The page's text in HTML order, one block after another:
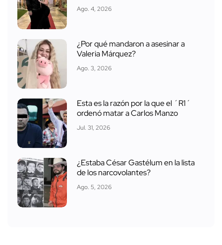
Ago. 4, 2026
¿Por qué mandaron a asesinar a
Valeria Márquez?
Ago. 3, 2026
Esta es la razón por la que el ´R1´
ordenó matar a Carlos Manzo
Jul. 31, 2026
¿Estaba César Gastélum en la lista
de los narcovolantes?
Ago. 5, 2026